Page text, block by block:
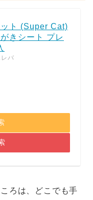
ト (Super Cat)
きシート プレ
バ
ろは、どこでも手